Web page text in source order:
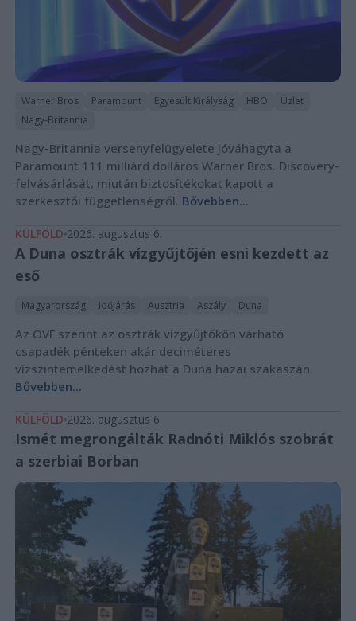
Warner Bros Paramount Egyesült Királyság HBO
Üzlet
Nagy-Britannia
Nagy-Britannia versenyfelügyelete jóváhagyta a
Paramount 111 milliárd dolláros Warner Bros. Discovery-
felvásárlását, miután biztosítékokat kapott a
szerkesztői függetlenségről. Bővebben...
KÜLFÖLD 2026. augusztus 6.
A Duna osztrák vízgyűjtőjén esni kezdett az
eső
Magyarország Időjárás Ausztria Aszály Duna
Az OVF szerint az osztrák vízgyűjtőkön várható
csapadék pénteken akár deciméteres
vízszintemelkedést hozhat a Duna hazai szakaszán.
Bővebben...
KÜLFÖLD 2026. augusztus 6.
Ismét megrongálták Radnóti Miklós szobrát
a szerbiai Borban